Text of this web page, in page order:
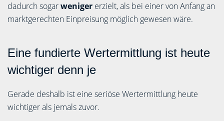
dadurch sogarweniger erzielt, als bei einer von Anfang an
marktgerechten Einpreisung möglich gewesen wäre.
Eine fundierte Wertermittlung ist heute
wichtiger denn je
Gerade deshalb ist eine seriöse Wertermittlung heute
wichtiger als jemals zuvor.